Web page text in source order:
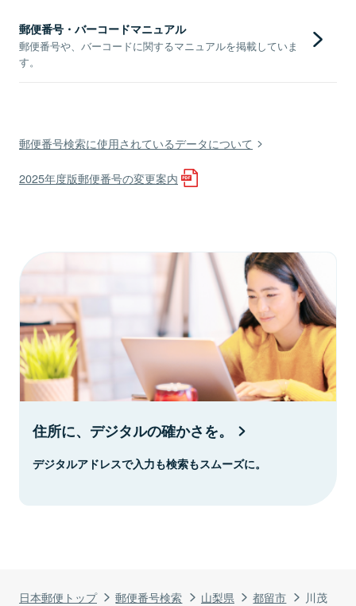
日本郵便トップ 郵便番号検索 山梨県 都留市 川茂
郵便番号・バーコードマニュアル
郵便番号や、バーコードに関するマニュアルを掲載していま
す。
郵便番号検索に使用されているデータについて
2025年度版郵便番号の変更案内
住所に、デジタルの確かさを。
デジタルアドレスで入力も検索もスムーズに。